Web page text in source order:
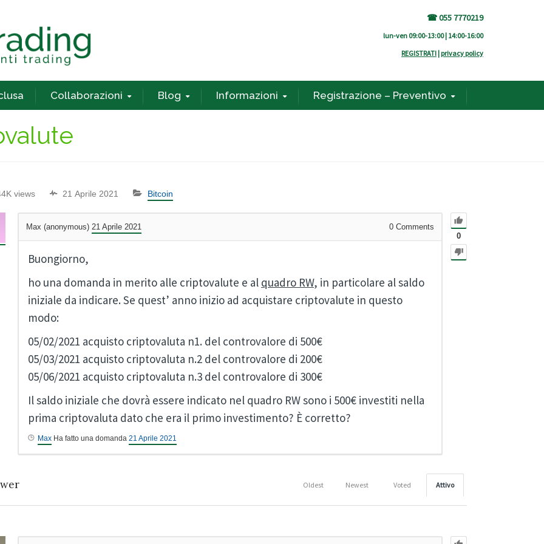
☎ 055 7770219
lun-ven 09:00-13:00 | 14:00-16:00
REGISTRATI | privacy policy
Collaborazioni Blog Informazioni Registrazione – Preventivo
views 21 Aprile 2021 Bitcoin
0
Max (anonymous) 21 Aprile 2021 0 Comments
Buongiorno,
ho una domanda in merito alle criptovalute e al quadro RW, in particolare al saldo
iniziale da indicare. Se quest’ anno inizio ad acquistare criptovalute in questo
modo:
05/02/2021 acquisto criptovaluta n1. del controvalore di 500€
05/03/2021 acquisto criptovaluta n.2 del controvalore di 200€
05/06/2021 acquisto criptovaluta n.3 del controvalore di 300€
Il saldo iniziale che dovrà essere indicato nel quadro RW sono i 500€ investiti nella
prima criptovaluta dato che era il primo investimento? È corretto?
Max Ha fatto una domanda 21 Aprile 2021
Attivo
Voted
Newest
Oldest